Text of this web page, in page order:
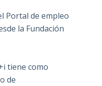
Portal de empleo
la Fundación
tiene como
de